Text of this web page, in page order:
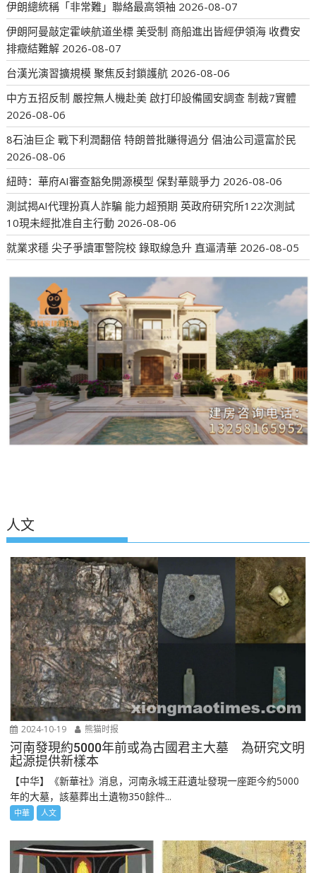
伊朗總統稱「非常難」聯絡最高領袖 2026-08-07
伊朗阿曼敲定霍峽航道坐標 美受制 商船進出皆經伊領海 收費安
排癥結難解 2026-08-07
台漢光演習擴規模 聚焦反封鎖護航 2026-08-06
中方五招反制 嚴控無人機赴美 啟打印設備國安調查 制裁7實體
2026-08-06
8石油巨企 戰下利潤翻倍 特朗普批賺得過分 倡油公司還富於民
2026-08-06
紐時：華府AI審查豁免開源模型 保對華競爭力 2026-08-06
測試揭AI代理扮真人詐騙 能力超預期 英政府研究所122次測試
10現未經批准自主行動 2026-08-06
就業求穩 尖子爭讀軍警院校 錄取線急升 直逼清華 2026-08-05
人文
2024-10-19 熊猫时报
河南發現約5000年前或為古國君主大墓 為研究文明
起源提供新樣本
【中华】《新華社》消息，河南永城王莊遺址發現一座距今約5000
年的大墓，該墓葬出土遺物350餘件...
中華 人文